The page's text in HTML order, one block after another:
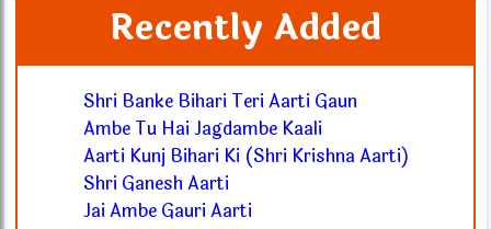
Recently Added
Shri Banke Bihari Teri Aarti Gaun
Ambe Tu Hai Jagdambe Kaali
Aarti Kunj Bihari Ki (Shri Krishna Aarti)
Shri Ganesh Aarti
Jai Ambe Gauri Aarti